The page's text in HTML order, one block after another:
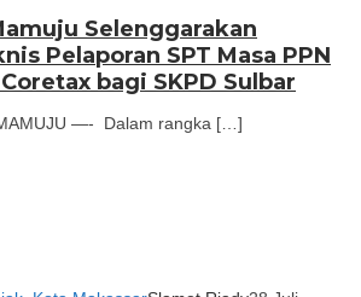
Selenggarakan
Pelaporan SPT Masa PPN
bagi SKPD Sulbar
—- Dalam rangka […]